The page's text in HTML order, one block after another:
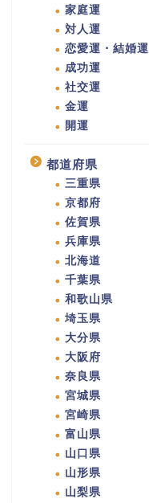
家庭運
対人運
恋愛運・結婚運
成功運
社交運
金運
開運
都道府県
三重県
京都府
佐賀県
兵庫県
北海道
千葉県
和歌山県
埼玉県
大分県
大阪府
奈良県
宮城県
宮崎県
富山県
山口県
山形県
山梨県